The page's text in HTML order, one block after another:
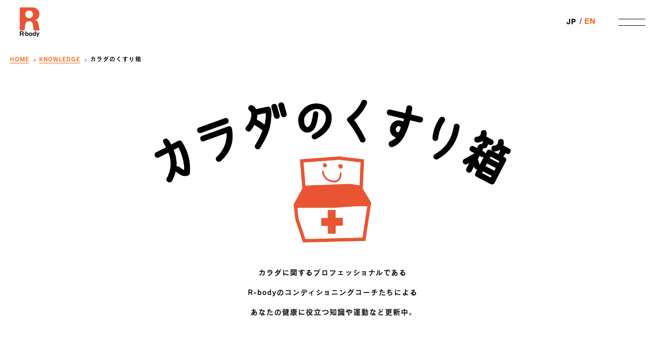
JP EN
HOME KNOWLEDGE カラダのくすり箱
カラダに関するプロフェッショナルである
R-bodyのコンディショニングコーチたちによる
あなたの健康に役立つ知識や運動など更新中。